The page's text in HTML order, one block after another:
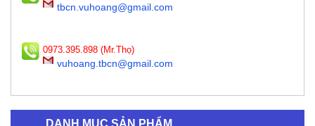
tbcn.vuhoang@gmail.com
0973.395.898 (Mr.Thọ)
vuhoang.tbcn@gmail.com
DANH MỤC SẢN PHẨM